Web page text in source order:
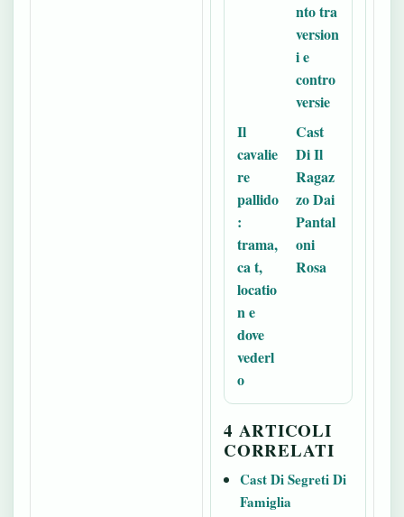
nto tra
version
i e
contro
versie
Il
cavalie
re
pallido
:
trama,
ca t,
locatio
n e
dove
vederl
o
Cast
Di Il
Ragaz
zo Dai
Pantal
oni
Rosa
4 ARTICOLI
CORRELATI
Cast Di Segreti Di
Famiglia